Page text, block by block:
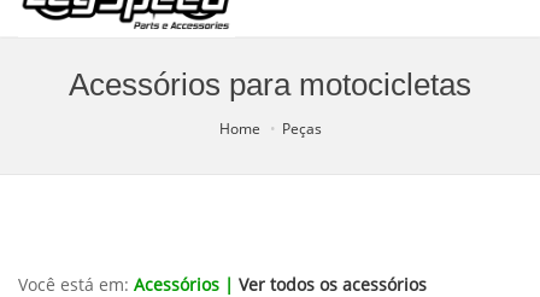
Acessórios para motocicletas
Home Peças
Você está em: Acessórios | Ver todos os acessórios